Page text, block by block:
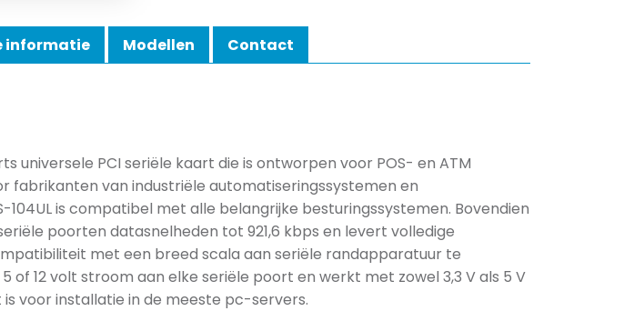
informatie Modellen Contact
universele PCI seriële kaart die is ontworpen voor POS- en ATM
fabrikanten van industriële automatiseringssystemen en
104UL is compatibel met alle belangrijke besturingssystemen. Bovendien
poorten datasnelheden tot 921,6 kbps en levert volledige
met een breed scala aan seriële randapparatuur te
of 12 volt stroom aan elke seriële poort en werkt met zowel 3,3 V als 5 V
voor installatie in de meeste pc-servers.